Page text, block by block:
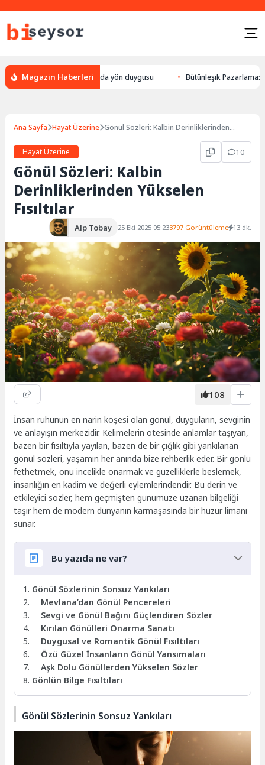
Magazin Haberleri
bulması, hayvanlarda yön duygusu Bütünleşik Pazarlama:
Ana Sayfa Hayat Üzerine Gönül Sözleri: Kalbin Derinliklerinden
Hayat Üzerine
10
Gönül Sözleri: Kalbin
Derinliklerinden Yükselen
Fısıltılar
Alp Tobay 25 Eki 2025 05:233797 Görüntüleme 13 dk.
108
İnsan ruhunun en narin köşesi olan gönül, duyguların, sevginin
ve anlayışın merkezidir. Kelimelerin ötesinde anlamlar taşıyan,
bazen bir fısıltıyla yayılan, bazen de bir çığlık gibi yankılanan
gönül sözleri, yaşamın her anında bize rehberlik eder. Bir gönlü
fethetmek, onu incelikle onarmak ve güzelliklerle beslemek,
insanlığın en kadim ve değerli eylemlerindendir. Bu derin ve
etkileyici sözler, hem geçmişten günümüze uzanan bilgeliği
taşır hem de modern dünyanın karmaşasında bir huzur limanı
sunar.
Bu yazıda ne var?
Gönül Sözlerinin Sonsuz Yankıları
Mevlana’dan Gönül Pencereleri
Sevgi ve Gönül Bağını Güçlendiren Sözler
Kırılan Gönülleri Onarma Sanatı
Duygusal ve Romantik Gönül Fısıltıları
Özü Güzel İnsanların Gönül Yansımaları
Aşk Dolu Gönüllerden Yükselen Sözler
Gönlün Bilge Fısıltıları
Gönül Sözlerinin Sonsuz Yankıları